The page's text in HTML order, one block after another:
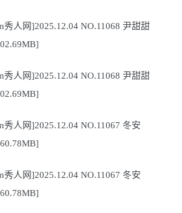
秀人网]2025.12.04 NO.11068 尹甜甜
秀人网]2025.12.04 NO.11068 尹甜甜
秀人网]2025.12.04 NO.11067 冬安
秀人网]2025.12.04 NO.11067 冬安